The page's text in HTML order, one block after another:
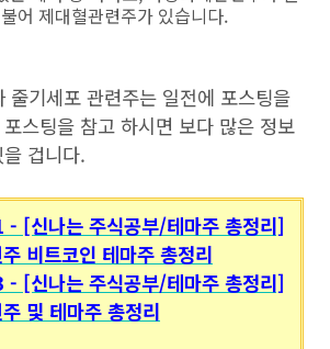
어 제대혈관련주가 있습니다.
줄기세포 관련주는 일전에 포스팅을
스팅을 참고 하시면 보다 많은 정보
겁니다.
[신나는 주식공부/테마주 총정리]
비트코인 테마주 총정리
[신나는 주식공부/테마주 총정리]
및 테마주 총정리